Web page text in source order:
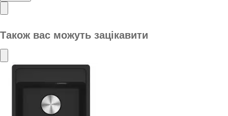
Також вас можуть зацікавити